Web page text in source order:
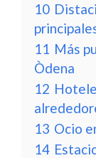
10
11 Más
Òdena
12
13 Ocio
14